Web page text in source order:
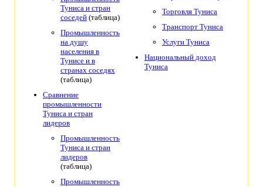
Туниса и стран
соседей (таблица)
Промышленность
на душу
населения в
Тунисе и в
странах соседях
(таблица)
Сравнение
промышленности
Туниса и стран
лидеров
Промышленность
Туниса и стран
лидеров
(таблица)
Промышленность
Торговля Туниса
Транспорт Туниса
Услуги Туниса
Национальный доход
Туниса